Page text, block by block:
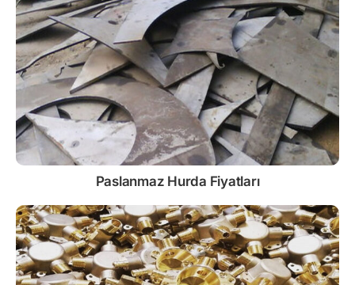
Paslanmaz Hurda Fiyatları